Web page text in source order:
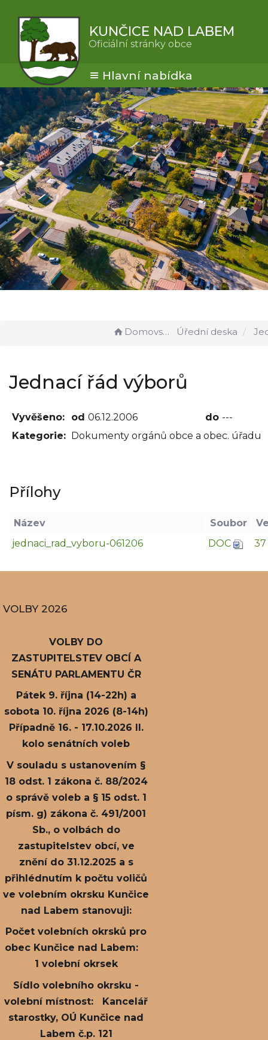
KUNČICE NAD LABEM
Oficiální stránky obce
Hlavní nabídka
Domovská stránka Úřední deska
Jednací řád výborů
Vyvěšeno: od 06.12.2006 do ---
Kategorie:
Dokumenty orgánů obce a obec. úřadu
Přílohy
Název Soubor
jednaci_rad_vyboru-061206
DOC
VOLBY 2026
VOLBY DO
ZASTUPITELSTEV OBCÍ A
SENÁTU PARLAMENTU ČR
Pátek 9. října (14-22h) a
sobota 10. října 2026 (8-14h)
Případně 16. - 17.10.2026 II.
kolo senátních voleb
V souladu s ustanovením §
18 odst. 1 zákona č. 88/2024
o správě voleb a § 15 odst. 1
písm. g) zákona č. 491/2001
Sb., o volbách do
zastupitelstev obcí, ve
znění do 31.12.2025 a s
přihlédnutím k počtu voličů
ve volebním okrsku Kunčice
nad Labem stanovuji:
Počet volebních okrsků pro
obec Kunčice nad Labem:
1 volební okrsek
Sídlo volebního okrsku -
volební místnost: Kancelář
starostky, OÚ Kunčice nad
Labem č.p. 121